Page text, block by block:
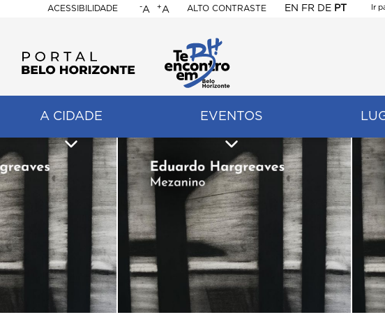
ACESSIBILIDADE
BELO
HORIZONTE
-A +A ALTO CONTRASTE EN FR DE PT
Ir
A CIDADE EVENTOS